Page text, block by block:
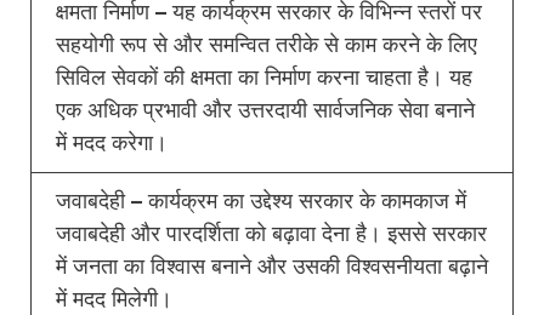
क्षमता निर्माण – यह कार्यक्रम सरकार के विभिन्न स्तरों पर
सहयोगी रूप से और समन्वित तरीके से काम करने के लिए
सिविल सेवकों की क्षमता का निर्माण करना चाहता है। यह
एक अधिक प्रभावी और उत्तरदायी सार्वजनिक सेवा बनाने
में मदद करेगा।
जवाबदेही – कार्यक्रम का उद्देश्य सरकार के कामकाज में
जवाबदेही और पारदर्शिता को बढ़ावा देना है। इससे सरकार
में जनता का विश्वास बनाने और उसकी विश्वसनीयता बढ़ाने
में मदद मिलेगी।